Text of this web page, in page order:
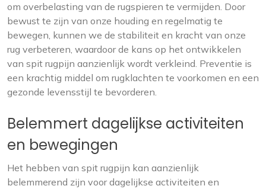
om overbelasting van de rugspieren te vermijden. Door
bewust te zijn van onze houding en regelmatig te
bewegen, kunnen we de stabiliteit en kracht van onze
rug verbeteren, waardoor de kans op het ontwikkelen
van spit rugpijn aanzienlijk wordt verkleind. Preventie is
een krachtig middel om rugklachten te voorkomen en een
gezonde levensstijl te bevorderen.
Belemmert dagelijkse activiteiten
en bewegingen
Het hebben van spit rugpijn kan aanzienlijk
belemmerend zijn voor dagelijkse activiteiten en